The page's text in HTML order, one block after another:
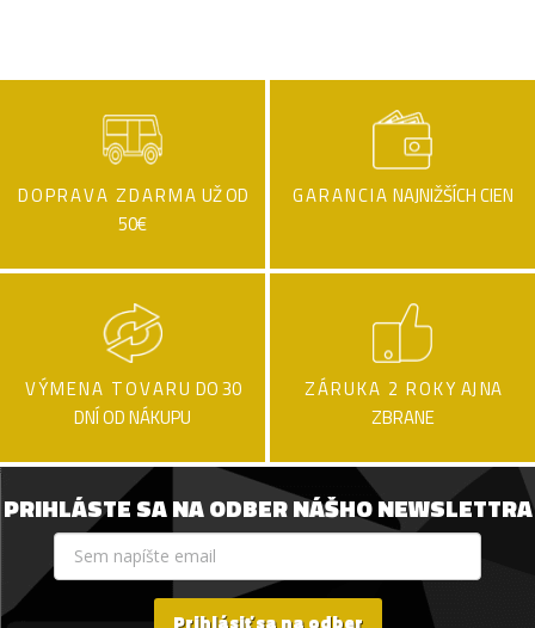
DOPRAVA ZDARMA UŽ OD
50€
GARANCIA NAJNIŽŠÍCH CIEN
VÝMENA TOVARU DO 30
DNÍ OD NÁKUPU
ZÁRUKA 2 ROKY AJ NA
ZBRANE
PRIHLÁSTE SA NA ODBER NÁŠHO NEWSLETTRA